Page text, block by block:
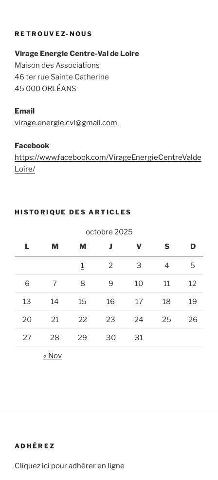
RETROUVEZ-NOUS
Virage Energie Centre-Val de Loire
Maison des Associations
46 ter rue Sainte Catherine
45 000 ORLÉANS
Email
virage.energie.cvl@gmail.com
Facebook
https://www.facebook.com/VirageEnergieCentreValde
Loire/
HISTORIQUE DES ARTICLES
octobre 2025
L
M M J V S D
1 2 3 4 5
6 7 8 9 10 11 12
13 14 15 16 17 18 19
20 21 22 23 24 25 26
27 28 29 30 31
« Nov
ADHÉREZ
Cliquez ici pour adhérer en ligne